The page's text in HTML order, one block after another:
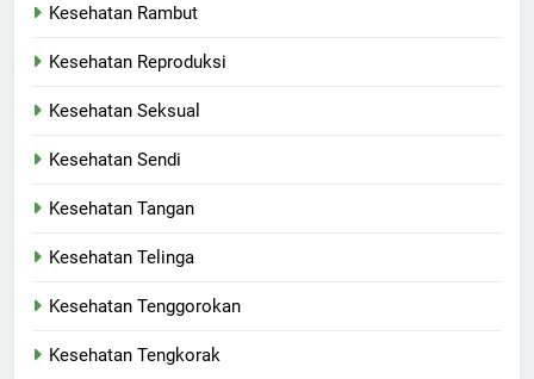
Kesehatan Rambut
Kesehatan Reproduksi
Kesehatan Seksual
Kesehatan Sendi
Kesehatan Tangan
Kesehatan Telinga
Kesehatan Tenggorokan
Kesehatan Tengkorak